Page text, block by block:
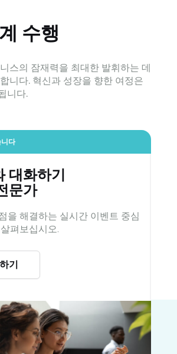
수행
스의 잠재력을 최대한 발휘하는 데
니다. 혁신과 성장을 향한 여정은
니다.
다
대화하기
문가
을 해결하는 실시간 이벤트 중심
펴보십시오.
기